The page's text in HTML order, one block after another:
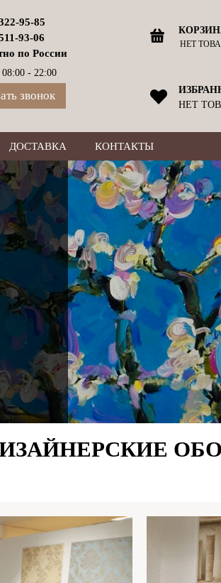
95-85
93-06
по России
- 22:00
звонок
НЕТ
НЕТ
ДОСТАВКА КОНТАКТЫ